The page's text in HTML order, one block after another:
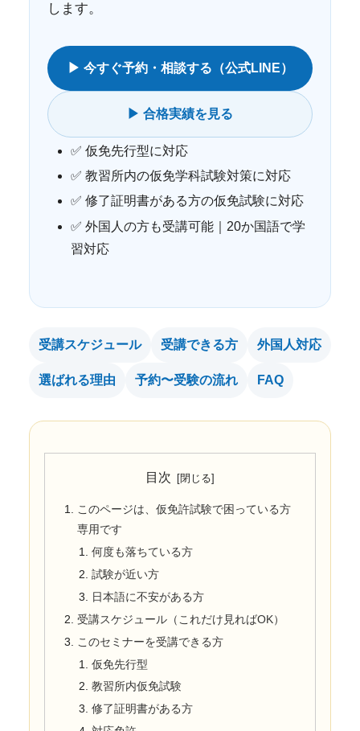
します。
▶ 今すぐ予約・相談する（公式LINE）
▶ 合格実績を見る
✅ 仮免先行型に対応
✅ 教習所内の仮免学科試験対策に対応
✅ 修了証明書がある方の仮免試験に対応
✅ 外国人の方も受講可能｜20か国語で学
習対応
受講スケジュール 受講できる方 外国人対応
選ばれる理由 予約〜受験の流れ FAQ
目次
このページは、仮免許試験で困っている方
専用です
何度も落ちている方
試験が近い方
日本語に不安がある方
受講スケジュール（これだけ見ればOK）
このセミナーを受講できる方
仮免先行型
教習所内仮免試験
修了証明書がある方